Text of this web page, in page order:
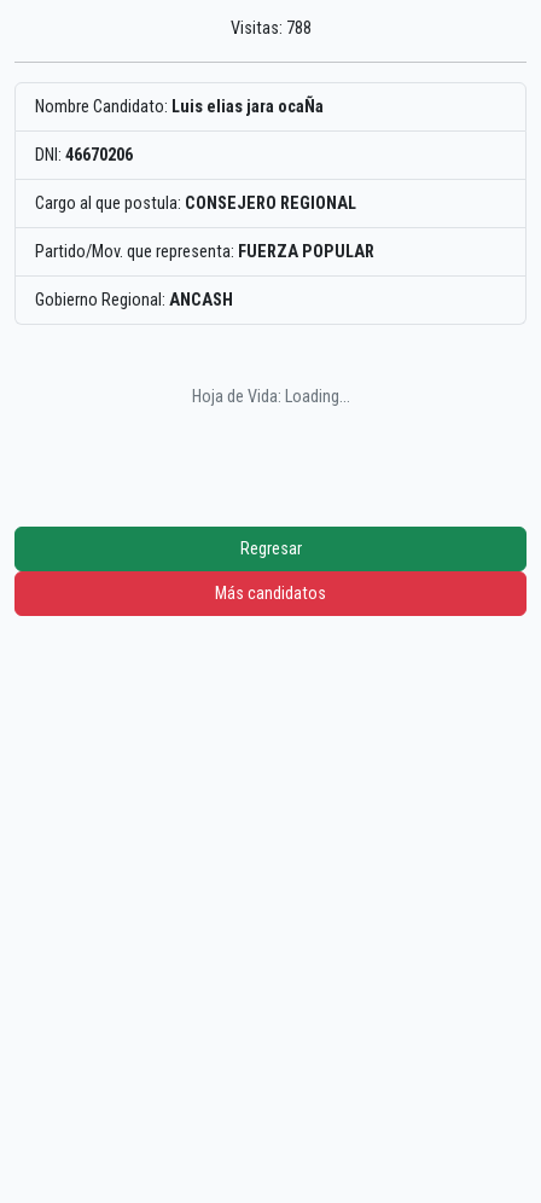
Visitas: 788
Nombre Candidato: Luis elias jara ocaÑa
DNI: 46670206
Cargo al que postula: CONSEJERO REGIONAL
Partido/Mov. que representa: FUERZA POPULAR
Gobierno Regional: ANCASH
Hoja de Vida: Loading...
Regresar
Más candidatos